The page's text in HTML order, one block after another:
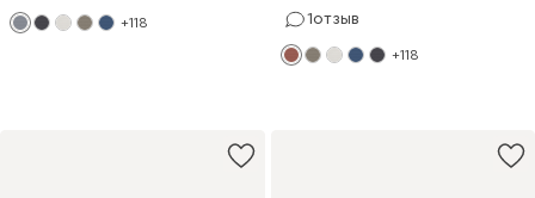
+118
1отзыв
+118